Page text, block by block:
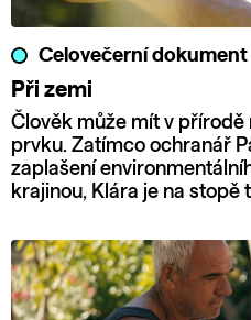
Celovečerní dokument
Při zemi
Člověk může mít v přírodě
prvku. Zatímco ochranář
zaplašení
krajinou, Klára je na stopě